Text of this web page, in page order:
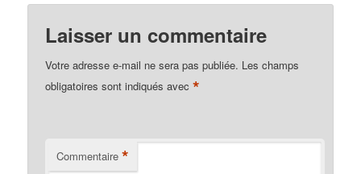
Laisser un commentaire
Votre adresse e-mail ne sera pas publiée. Les champs
obligatoires sont indiqués avec*
Commentaire *